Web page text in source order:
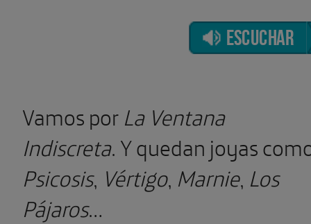
ESCUCHAR
Vamos porLa Ventana
Indiscreta. Y quedan joyas
Psicosis, Vértigo, Marnie, Los
Pájaros…